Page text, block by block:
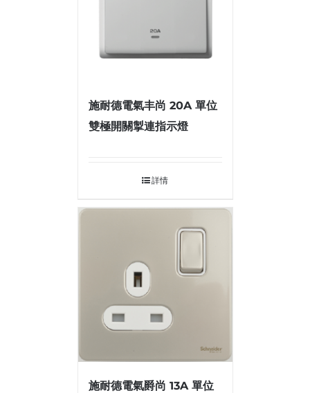
施耐德電氣丰尚 20A 單位
雙極開關掣連指示燈
詳情
施耐德電氣爵尚 13A 單位